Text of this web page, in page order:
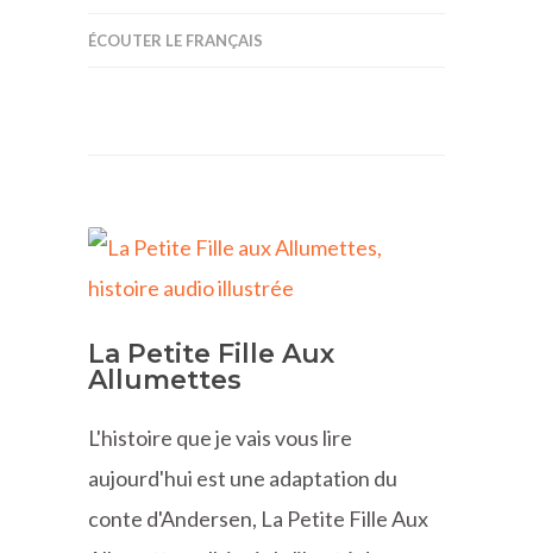
ÉCOUTER LE FRANÇAIS
La Petite Fille Aux
Allumettes
L'histoire que je vais vous lire
aujourd'hui est une adaptation du
conte d'Andersen, La Petite Fille Aux